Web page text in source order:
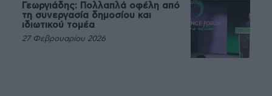
Γεωργιάδης: Πολλαπλά οφέλη από
τη συνεργασία δημοσίου και
ιδιωτικού τομέα
27 Φεβρουαρίου 2026